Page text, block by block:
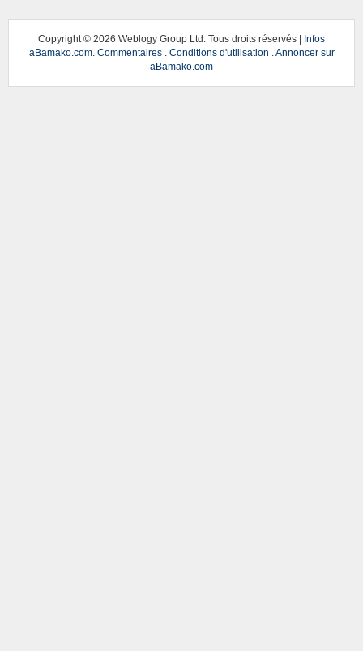
Copyright © 2026 Weblogy Group Ltd. Tous droits réservés | Infos
aBamako.com. Commentaires. Conditions d'utilisation
Annoncer sur
aBamako.com